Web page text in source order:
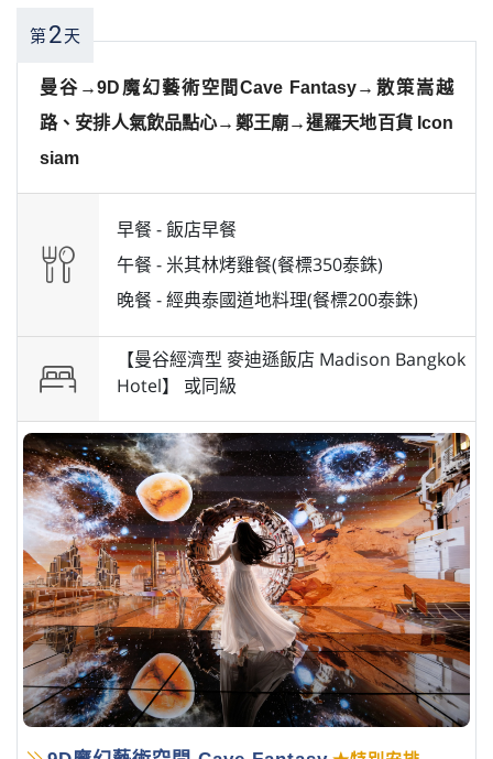
第2天
曼谷→9D魔幻藝術空間Cave Fantasy→散策嵩越
路、安排人氣飲品點心→鄭王廟→暹羅天地百貨 Icon
siam
早餐 -飯店早餐
午餐 - 米其林烤雞餐(餐標350泰銖)
晚餐 -經典泰國道地料理(餐標200泰銖)
【曼谷經濟型 麥迪遜飯店 Madison Bangkok
Hotel】 或同級